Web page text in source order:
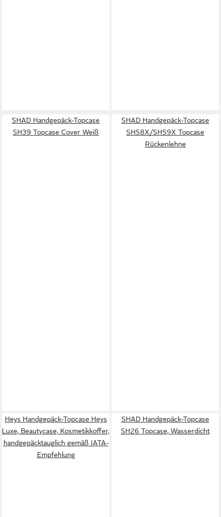
SHAD Handgepäck-Topcase
SH39 Topcase Cover Weiß
SHAD Handgepäck-Topcase
SH58X/SH59X Topcase
Rückenlehne
Heys Handgepäck-Topcase Heys
Luxe, Beautycase, Kosmetikkoffer,
handgepäcktauglich gemäß IATA-
Empfehlung
SHAD Handgepäck-Topcase
SH26 Topcase, Wasserdicht